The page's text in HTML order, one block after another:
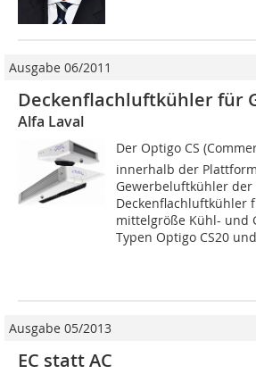
Ausgabe 06/2011
Deckenflachluftkühler für
Alfa Laval
Der Optigo CS
innerhalb der
Gewerbeluftkühler der
Deckenflachluftkühler
mittelgröße Kühl- und
Typen Optigo CS20
Ausgabe 05/2013
EC statt AC